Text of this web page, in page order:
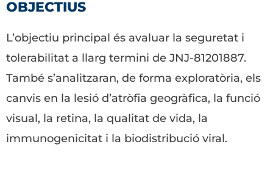
OBJECTIUS
L’objectiu principal és avaluar la seguretat i
tolerabilitat a llarg termini de JNJ-81201887.
També s’analitzaran, de forma exploratòria, els
canvis en la lesió d’atròfia geogràfica, la funció
visual, la retina, la qualitat de vida, la
immunogenicitat i la biodistribució viral.